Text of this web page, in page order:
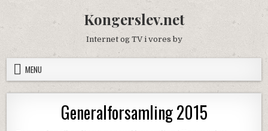
Kongerslev.net
Internet og TV i vores by
MENU
Generalforsamling 2015